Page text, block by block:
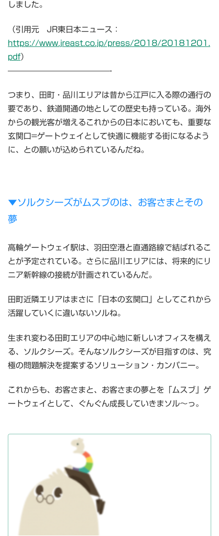
しました。
（引用元 JR東日本ニュース：
https://www.jreast.co.jp/press/2018/20181201.
pdf）
—————————————-
つまり、田町・品川エリアは昔から江戸に入る際の通行の
要であり、鉄道開通の地としての歴史も持っている。海外
からの観光客が増えるこれからの日本においても、重要な
玄関口=ゲートウェイとして快適に機能する街になるよう
に、との願いが込められているんだね。
▼ソルクシーズがムスブのは、お客さまとその
夢
高輪ゲートウェイ駅は、羽田空港と直通路線で結ばれるこ
とが予定されている。さらに品川エリアには、将来的にリ
ニア新幹線の接続が計画されているんだ。
田町近隣エリアはまさに「日本の玄関口」としてこれから
活躍していくに違いないソルね。
生まれ変わる田町エリアの中心地に新しいオフィスを構え
る、ソルクシーズ。そんなソルクシーズが目指すのは、究
極の問題解決を提案するソリューション・カンパニー。
これからも、お客さまと、お客さまの夢とを「ムスブ」ゲ
ートウェイとして、ぐんぐん成長していきまソル〜っ。